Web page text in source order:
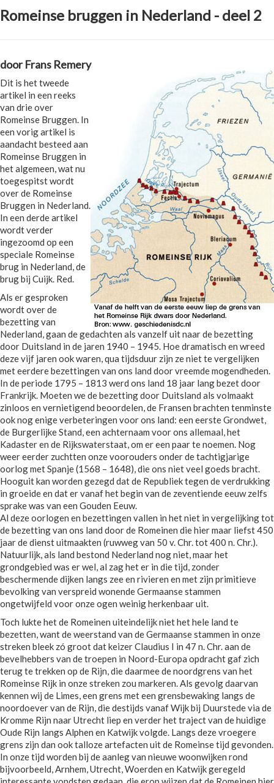
Romeinse bruggen in Nederland - deel 2
door Frans Remery
Dit is het tweede
artikel in een reeks
van drie over
Romeinse Bruggen. In
een vorig artikel is
aandacht besteed aan
Romeinse Bruggen in
het algemeen, wat nu
toegespitst wordt
over de Romeinse
Bruggen in Nederland.
In een derde artikel
wordt verder
ingezoomd op een
speciale Romeinse
brug in Nederland, de
brug bij Cuijk. Red.
Als er gesproken
wordt over de
bezetting van
Nederland, gaan de gedachten als vanzelf uit naar de bezetting
door Duitsland in de jaren 1940 – 1945. Hoe dramatisch en wreed
deze vijf jaren ook waren, qua tijdsduur zijn ze niet te vergelijken
met eerdere bezettingen van ons land door vreemde mogendheden.
In de periode 1795 – 1813 werd ons land 18 jaar lang bezet door
Frankrijk. Moeten we de bezetting door Duitsland als volmaakt
zinloos en vernietigend beoordelen, de Fransen brachten tenminste
ook nog enige verbeteringen voor ons land: een eerste Grondwet,
de Burgerlijke Stand, een achternaam voor ons allemaal, het
Kadaster en de Rijkswaterstaat, om er een paar te noemen. Nog
weer eerder zuchtten onze voorouders onder de tachtigjarige
oorlog met Spanje (1568 – 1648), die ons niet veel goeds bracht.
Hooguit kan worden gezegd dat de Republiek tegen de verdrukking
in groeide en dat er vanaf het begin van de zeventiende eeuw zelfs
sprake was van een Gouden Eeuw.
Al deze oorlogen en bezettingen vallen in het niet in vergelijking tot
de bezetting van ons land door de Romeinen die hier maar liefst 450
jaar de dienst uitmaakten (ruwweg van 50 v. Chr. tot 400 n. Chr.).
Natuurlijk, als land bestond Nederland nog niet, maar het
grondgebied was er wel, al zag het er in die tijd, zonder
beschermende dijken langs zee en rivieren en met zijn primitieve
bevolking van verspreid wonende Germaanse stammen
ongetwijfeld voor onze ogen weinig herkenbaar uit.
Toch lukte het de Romeinen uiteindelijk niet het hele land te
bezetten, want de weerstand van de Germaanse stammen in onze
streken bleek zó groot dat keizer Claudius I in 47 n. Chr. aan de
bevelhebbers van de troepen in Noord-Europa opdracht gaf zich
terug te trekken op de Rijn, die daarmee de noordgrens van het
Romeinse Rijk in onze streken zou markeren. Als gevolg daarvan
kennen wij de Limes, een grens met een grensbewaking langs de
noordoever van de Rijn, die destijds vanaf Wijk bij Duurstede via de
Kromme Rijn naar Utrecht liep en verder het traject van de huidige
Oude Rijn langs Alphen en Katwijk volgde. Langs deze vroegere
grens zijn dan ook talloze artefacten uit de Romeinse tijd gevonden.
In onze tijd worden bij de aanleg van nieuwe woonwijken rond
bijvoorbeeld, Arnhem, Utrecht, Woerden en Katwijk geregeld